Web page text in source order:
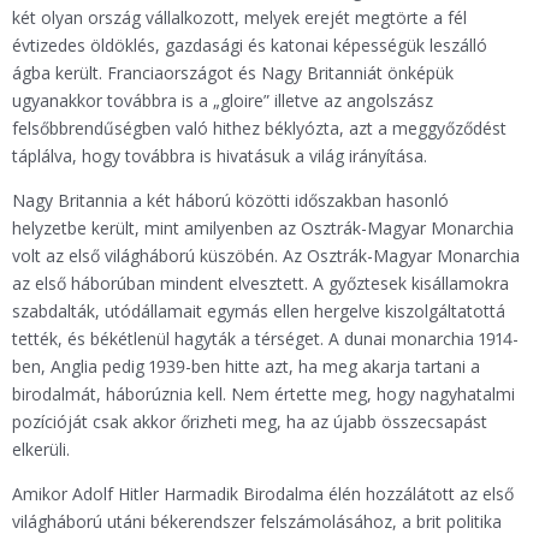
két olyan ország vállalkozott, melyek erejét megtörte a fél
évtizedes öldöklés, gazdasági és katonai képességük leszálló
ágba került. Franciaországot és Nagy Britanniát önképük
ugyanakkor továbbra is a „gloire” illetve az angolszász
felsőbbrendűségben való hithez béklyózta, azt a meggyőződést
táplálva, hogy továbbra is hivatásuk a világ irányítása.
Nagy Britannia a két háború közötti időszakban hasonló
helyzetbe került, mint amilyenben az Osztrák-Magyar Monarchia
volt az első világháború küszöbén. Az Osztrák-Magyar Monarchia
az első háborúban mindent elvesztett. A győztesek kisállamokra
szabdalták, utódállamait egymás ellen hergelve kiszolgáltatottá
tették, és békétlenül hagyták a térséget. A dunai monarchia 1914-
ben, Anglia pedig 1939-ben hitte azt, ha meg akarja tartani a
birodalmát, háborúznia kell. Nem értette meg, hogy nagyhatalmi
pozícióját csak akkor őrizheti meg, ha az újabb összecsapást
elkerüli.
Amikor Adolf Hitler Harmadik Birodalma élén hozzálátott az első
világháború utáni békerendszer felszámolásához, a brit politika